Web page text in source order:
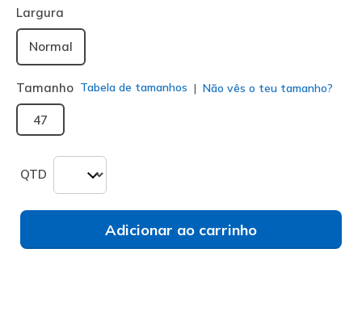
Largura
Normal
Tamanho Tabela de tamanhos Não vês o teu tamanho?
47
QTD
Adicionar ao carrinho